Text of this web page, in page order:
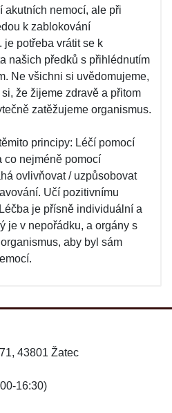
akutních nemocí, ale při
k zablokování
je potřeba vrátit se k
našich předků s přihlédnutím
Ne všichni si uvědomujeme,
že žijeme zdravě a přitom
zatěžujeme organismus.
principy: Léčí pomocí
co nejméně pomocí
ovlivňovat / uzpůsobovat
Učí pozitivnímu
je přísně individuální a
je v nepořádku, a orgány s
aby byl sám
43801 Žatec
16:30)